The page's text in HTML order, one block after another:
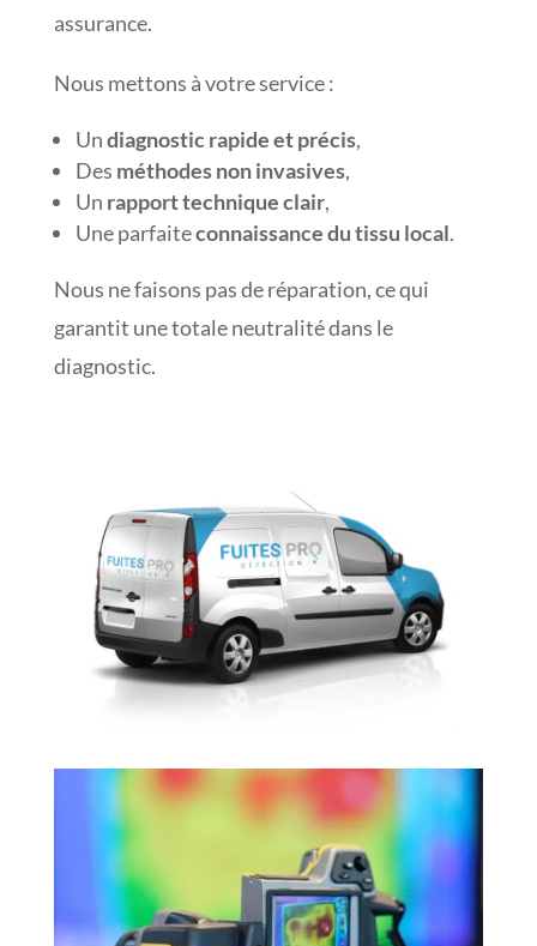
assurance.
Nous mettons à votre service :
Undiagnostic rapide et précis,
Des méthodes non invasives,
Un rapport technique clair,
Une parfaiteconnaissance du tissu local.
Nous ne faisons pas de réparation, ce qui
garantit une totale neutralité dans le
diagnostic.